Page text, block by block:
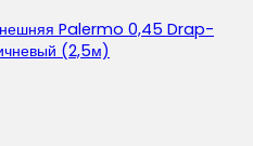
Palermo 0,45 Drap-
(2,5м)